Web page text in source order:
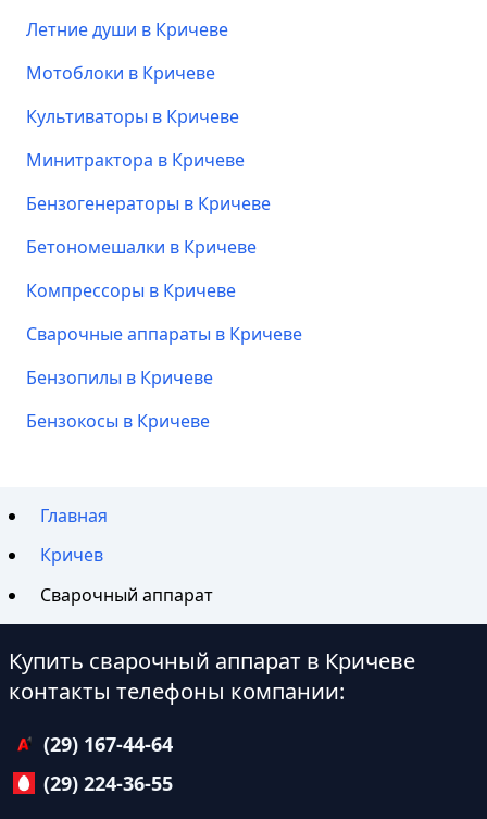
Летние души в Кричеве
Мотоблоки в Кричеве
Культиваторы в Кричеве
Минитрактора в Кричеве
Бензогенераторы в Кричеве
Бетономешалки в Кричеве
Компрессоры в Кричеве
Сварочные аппараты в Кричеве
Бензопилы в Кричеве
Бензокосы в Кричеве
Главная
Кричев
Сварочный аппарат
Купить сварочный аппарат в Кричеве
контакты телефоны компании:
(29) 167-44-64
(29) 224-36-55